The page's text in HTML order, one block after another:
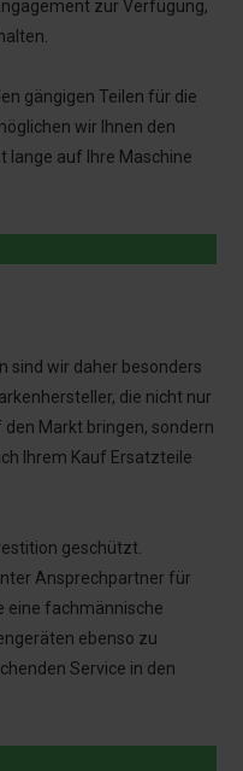
zur Verfügung,
gängigen Teilen für die
wir Ihnen den
lange auf Ihre Maschine
sind wir daher besonders
die nicht nur
Markt bringen, sondern
Ihrem Kauf Ersatzteile
geschützt.
Ansprechpartner für
eine fachmännische
ebenso zu
Service in den